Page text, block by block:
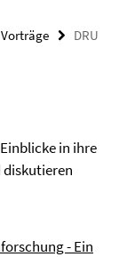
DRU
in ihre
diskutieren
- Ein